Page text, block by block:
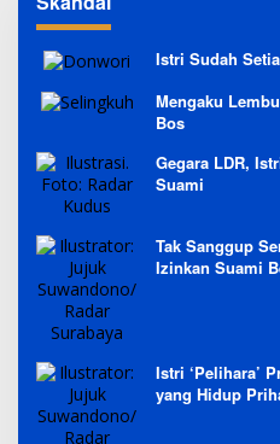
Istri Sudah
Mengaku
Bos
Gegara LDR,
Suami
Tak Sanggup
Izinkan Suami
Istri ‘Pelihara’
yang Hidup